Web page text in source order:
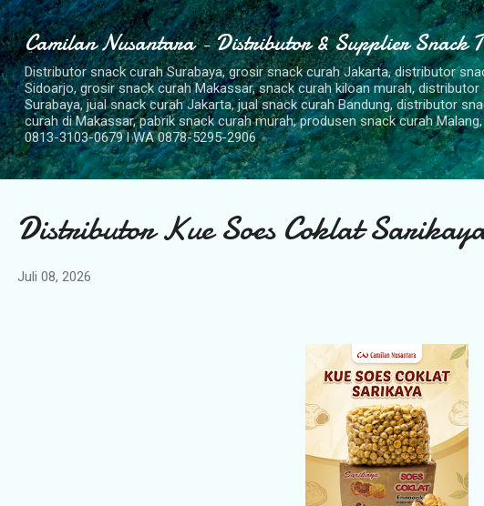
Langsung ke konten utama
Camilan Nusantara - Distributor & Supplier Snack
Distributor snack curah Surabaya, grosir snack curah Jakarta, distributor
Sidoarjo, grosir snack curah Makassar, snack curah kiloan murah,
Surabaya, jual snack curah Jakarta, jual snack curah Bandung, distributor
curah di Makassar, pabrik snack curah murah, produsen snack curah
0813-3103-0679 l WA 0878-5295-2906
Distributor Kue Soes Coklat
Juli 08, 2026